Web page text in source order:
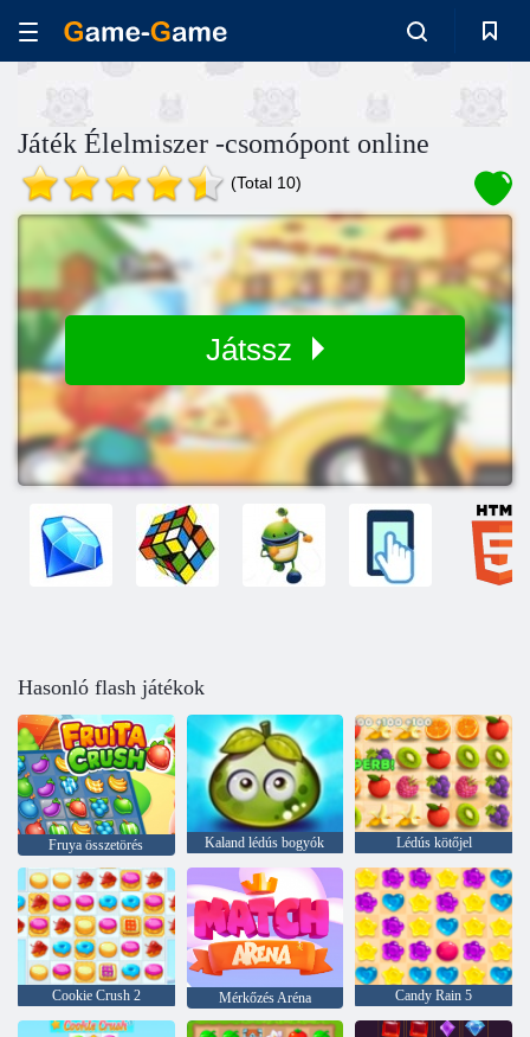
Játék Élelmiszer -csomópont online
(Total 10)
Játssz
Hasonló flash játékok
Fruya összetörés Kaland lédús bogyók Lédús kötőjel
Cookie Crush 2 Mérkőzés Aréna Candy Rain 5